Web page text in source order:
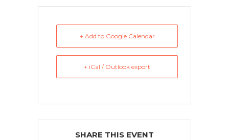
+ Add to Google Calendar
+ iCal / Outlook export
SHARE THIS EVENT